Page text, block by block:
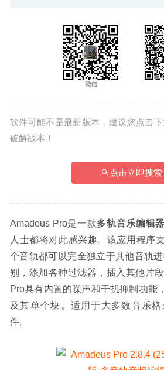
软件可能不是最新版本，建议您点击
破解版本！
点击立即搜索
Amadeus Pro是一款多轨音乐编辑器
人士都将对此感兴趣。该应用程序
个音轨都可以完全独立于其他音轨
别，添加各种过滤器，插入其他片
Pro具有内置的噪声和干扰抑制功能
及其单个块。适用于大多数音乐
件。